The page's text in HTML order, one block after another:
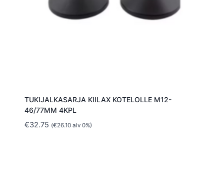
TUKIJALKASARJA KIILAX KOTELOLLE M12-
46/77MM 4KPL
€32.75 (€26.10alv 0%)